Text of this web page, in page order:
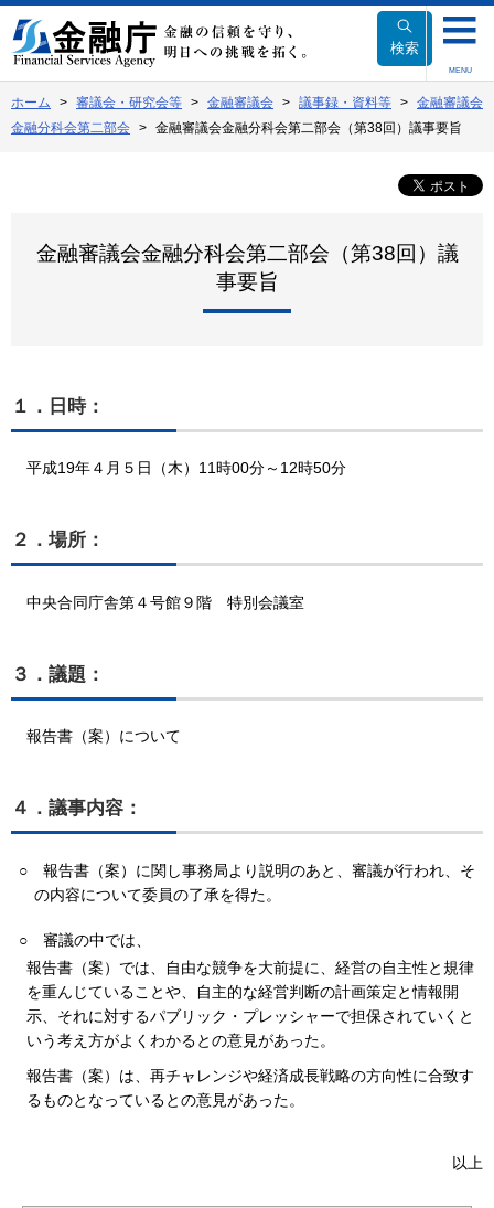
文
へ
動
検索
MENU
ホーム 審議会・研究会等 金融審議会 議事録・資料等
金融審議会
金融分科会第二部会
金融審議会金融分科会第二部会（第38回）議事要旨
金融審議会金融分科会第二部会（第38回）議
事要旨
１．日時：
平成19年４月５日（木）11時00分～12時50分
２．場所：
中央合同庁舎第４号館９階 特別会議室
３．議題：
報告書（案）について
４．議事内容：
○
報告書（案）に関し事務局より説明のあと、審議が行われ、そ
の内容について委員の了承を得た。
○
審議の中では、
報告書（案）では、自由な競争を大前提に、経営の自主性と規律
を重んじていることや、自主的な経営判断の計画策定と情報開
示、それに対するパブリック・プレッシャーで担保されていくと
いう考え方がよくわかるとの意見があった。
報告書（案）は、再チャレンジや経済成長戦略の方向性に合致す
るものとなっているとの意見があった。
以上